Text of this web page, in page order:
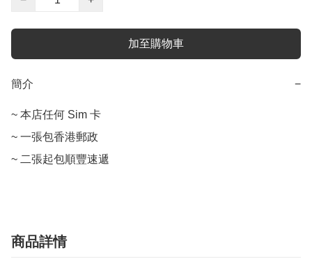
加至購物車
簡介 −
~ 本店任何 Sim 卡
~ 一張包香港郵政
~ 二張起包順豐速遞
商品詳情